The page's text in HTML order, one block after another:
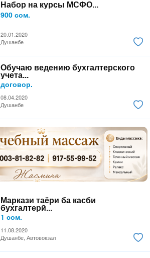
Набор на курсы МСФО...
900 сом.
20.01.2020
Душанбе
Обучаю ведению бухгалтерского
учета...
договор.
08.04.2020
Душанбе
Маркази таёри ба касби
бухгалтерӣ...
1 сом.
11.08.2020
Душанбе, Автовокзал